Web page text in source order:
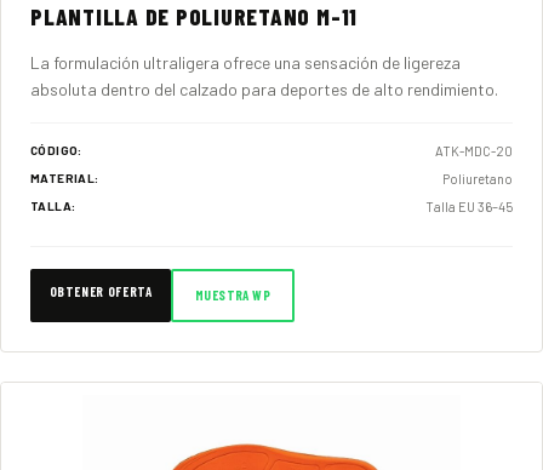
PLANTILLA DE POLIURETANO M-11
La formulación ultraligera ofrece una sensación de ligereza
absoluta dentro del calzado para deportes de alto rendimiento.
CÓDIGO: ATK-MDC-20
MATERIAL: Poliuretano
TALLA: Talla EU 36–45
OBTENER OFERTA MUESTRA WP